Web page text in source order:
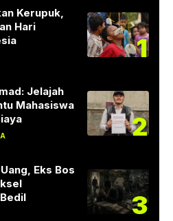
Kerupuk,
Hari
1
Jelajah
Mahasiswa
2
Eks Bos
3